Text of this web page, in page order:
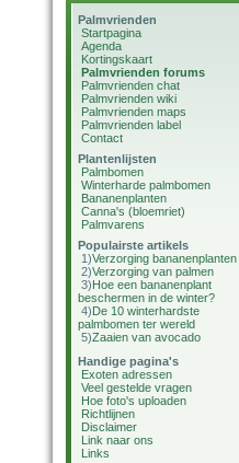
Palmvrienden
Startpagina
Agenda
Kortingskaart
Palmvrienden forums
Palmvrienden chat
Palmvrienden wiki
Palmvrienden maps
Palmvrienden label
Contact
Plantenlijsten
Palmbomen
Winterharde palmbomen
Bananenplanten
Canna's (bloemriet)
Palmvarens
Populairste artikels
1)Verzorging bananenplanten
2)Verzorging van palmen
3)Hoe een bananenplant
beschermen in de winter?
4)De 10 winterhardste
palmbomen ter wereld
5)Zaaien van avocado
Handige pagina's
Exoten adressen
Veel gestelde vragen
Hoe foto's uploaden
Richtlijnen
Disclaimer
Link naar ons
Links